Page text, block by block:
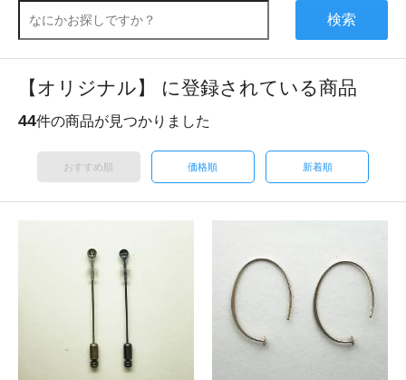
検索
【オリジナル】 に登録されている商品
44件の商品が見つかりました
おすすめ順 価格順 新着順